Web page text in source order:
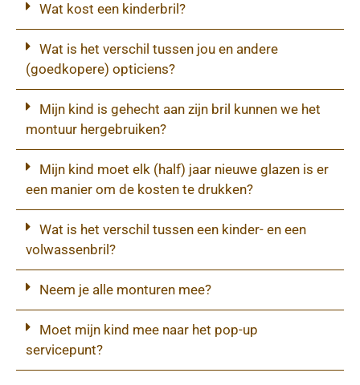
Wat kost een kinderbril?
Wat is het verschil tussen jou en andere
(goedkopere) opticiens?
Mijn kind is gehecht aan zijn bril kunnen we het
montuur hergebruiken?
Mijn kind moet elk (half) jaar nieuwe glazen is er
een manier om de kosten te drukken?
Wat is het verschil tussen een kinder- en een
volwassenbril?
Neem je alle monturen mee?
Moet mijn kind mee naar het pop-up
servicepunt?